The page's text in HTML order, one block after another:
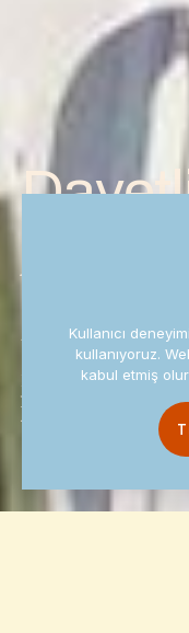
Roka
Roka Alaçatı,
huzurlu, sıcak ve
tasarlandı.
Kullanıcı
kullanıyoruz.
kabul etmiş